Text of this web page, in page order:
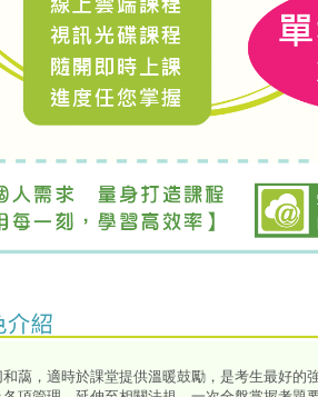
藹，適時於課堂提供溫暖鼓勵，是考生最好的